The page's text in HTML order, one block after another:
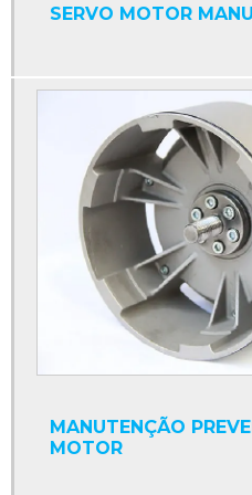
Conversor cc cc
Conversor eletrônico de frequência
Conversores de potência
Cpu industrial
Display contador digital industrial
Display industrial
Display interface serial
Display led industrial
Empresa de manutenção de
SERVO MOTOR
MANUTENÇÃO
MOTOR